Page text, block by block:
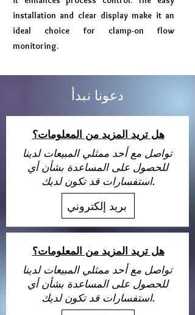
installation and clear display make it an
ideal choice for clamp-on flow
monitoring.
دعونا نبدأ
هل تريد المزيد من المعلومات؟
تواصل مع أحد ممثلي المبيعات لدينا
للحصول على المساعدة بشأن أي
استفسارات قد تكون لديك.
بريد إلكتروني
هل تريد المزيد من المعلومات؟
تواصل مع أحد ممثلي المبيعات لدينا
للحصول على المساعدة بشأن أي
استفسارات قد تكون لديك.